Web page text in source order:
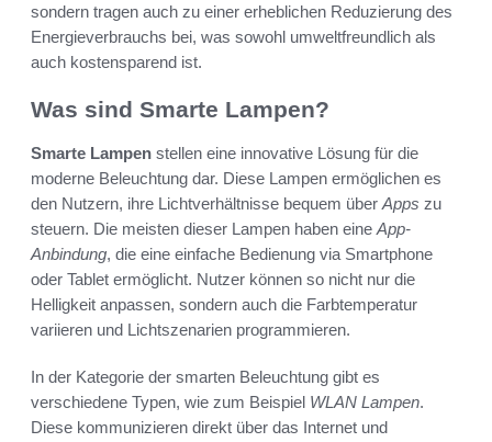
sondern tragen auch zu einer erheblichen Reduzierung des
Energieverbrauchs bei, was sowohl umweltfreundlich als
auch kostensparend ist.
Was sind Smarte Lampen?
Smarte Lampen stellen eine innovative Lösung für die
moderne Beleuchtung dar. Diese Lampen ermöglichen es
den Nutzern, ihre Lichtverhältnisse bequem über Apps zu
steuern. Die meisten dieser Lampen haben eine App-
Anbindung, die eine einfache Bedienung via Smartphone
oder Tablet ermöglicht. Nutzer können so nicht nur die
Helligkeit anpassen, sondern auch die Farbtemperatur
variieren und Lichtszenarien programmieren.
In der Kategorie der smarten Beleuchtung gibt es
verschiedene Typen, wie zum Beispiel WLAN Lampen.
Diese kommunizieren direkt über das Internet und